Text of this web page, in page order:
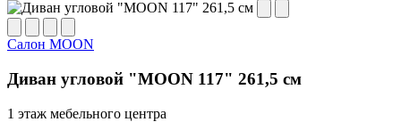
Салон MOON
Диван угловой "MOON 117" 261,5 см
1 этаж мебельного центра